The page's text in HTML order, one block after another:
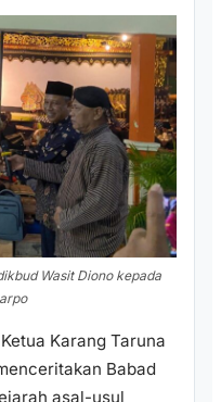
Wasit Diono kepada
Karang Taruna
Babad
asal-usul